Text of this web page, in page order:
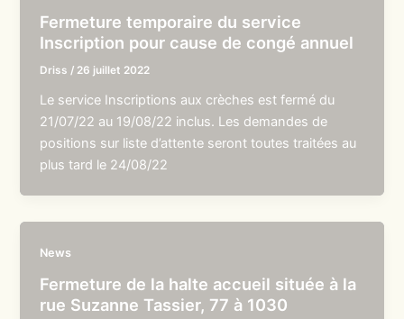
Fermeture temporaire du service
Inscription pour cause de congé annuel
Driss / 26 juillet 2022
Le service Inscriptions aux crèches est fermé du
21/07/22 au 19/08/22 inclus. Les demandes de
positions sur liste d’attente seront toutes traitées au
plus tard le 24/08/22
News
Fermeture de la halte accueil située à la
rue Suzanne Tassier, 77 à 1030